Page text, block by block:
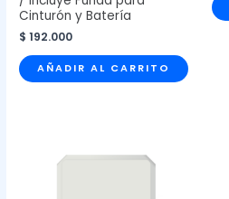
Cinturón y Batería
$ 192.000
AÑADIR AL CARRITO